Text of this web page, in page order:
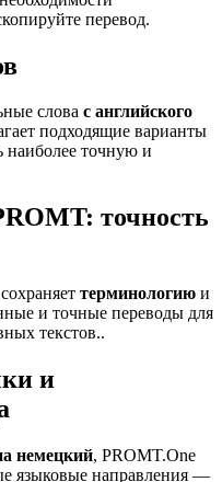
перевод.
слова с английского
подходящие варианты
наиболее точную и
точность
терминологию и
и точные переводы для
текстов..
и
немецкий, PROMT.One
языковые направления —